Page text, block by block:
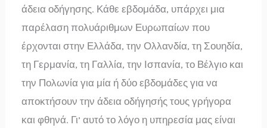
άδεια οδήγησης. Κάθε εβδομάδα, υπάρχει μια
παρέλαση πολυάριθμων Ευρωπαίων που
έρχονται στην Ελλάδα, την Ολλανδία, τη Σουηδία,
τη Γερμανία, τη Γαλλία, την Ισπανία, το Βέλγιο και
την Πολωνία για μία ή δύο εβδομάδες για να
αποκτήσουν την άδεια οδήγησής τους γρήγορα
και φθηνά. Γι’ αυτό το λόγο η υπηρεσία μας είναι